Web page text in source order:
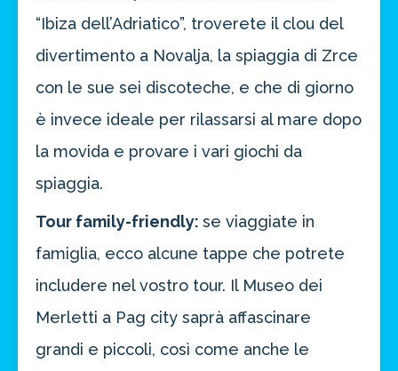
“Ibiza dell’Adriatico”, troverete il clou del
divertimento a Novalja, la spiaggia di Zrce
con le sue sei discoteche, e che di giorno
è invece ideale per rilassarsi al mare dopo
la movida e provare i vari giochi da
spiaggia.
Tour family-friendly: se viaggiate in
famiglia, ecco alcune tappe che potrete
includere nel vostro tour. Il Museo dei
Merletti a Pag city saprà affascinare
grandi e piccoli, così come anche le